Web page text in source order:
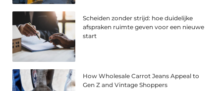
Scheiden zonder strijd: hoe duidelijke
afspraken ruimte geven voor een nieuwe
start
How Wholesale Carrot Jeans Appeal to
Gen Z and Vintage Shoppers